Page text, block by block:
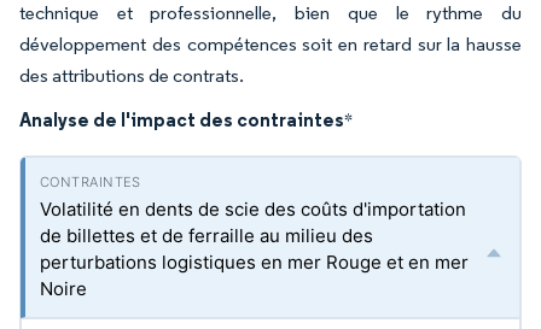
technique et professionnelle, bien que le rythme du
développement des compétences soit en retard sur la hausse
des attributions de contrats.
Analyse de l'impact des contraintes*
Volatilité en dents de scie des coûts d'importation
de billettes et de ferraille au milieu des
perturbations logistiques en mer Rouge et en mer
Noire